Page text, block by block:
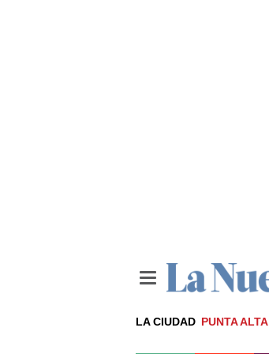
LA CIUDAD PUNTA ALTA